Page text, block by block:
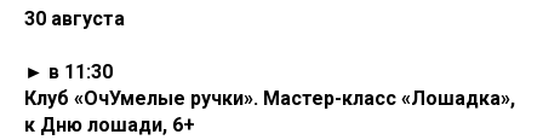
30 августа
► в 11:30
Клуб «ОчУмелые ручки». Мастер-класс «Лошадка»,
к Дню лошади, 6+